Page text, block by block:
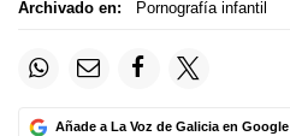
Archivado en: Pornografía infantil
Añade a La Voz de Galicia en Google